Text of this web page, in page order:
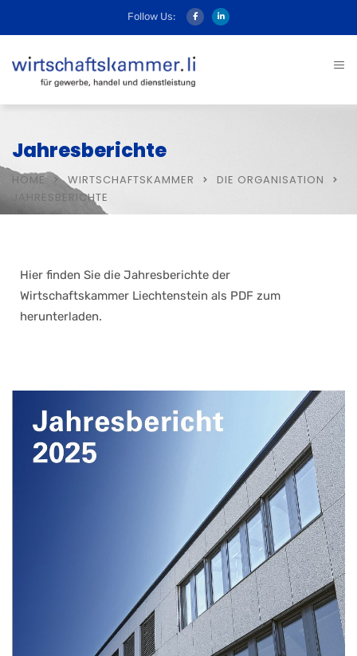
Follow Us:
Jahresberichte
HOME WIRTSCHAFTSKAMMER
DIE ORGANISATION
JAHRESBERICHTE
Hier finden Sie die Jahresberichte der
Wirtschaftskammer Liechtenstein als PDF zum
herunterladen.